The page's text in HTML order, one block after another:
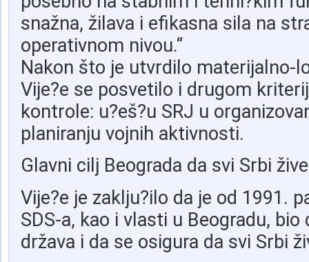
snažna, žilava i efikasna sila na
operativnom nivou.“
Nakon što je utvrdilo materijalno-
Vije?e se posvetilo i drugom
kontrole: u?eš?u SRJ u
planiranju vojnih aktivnosti.
Glavni cilj Beograda da svi Srbi
Vije?e je zaklju?ilo da je od 1991.
SDS-a, kao i vlasti u Beogradu, bio
država i da se osigura da svi Srbi